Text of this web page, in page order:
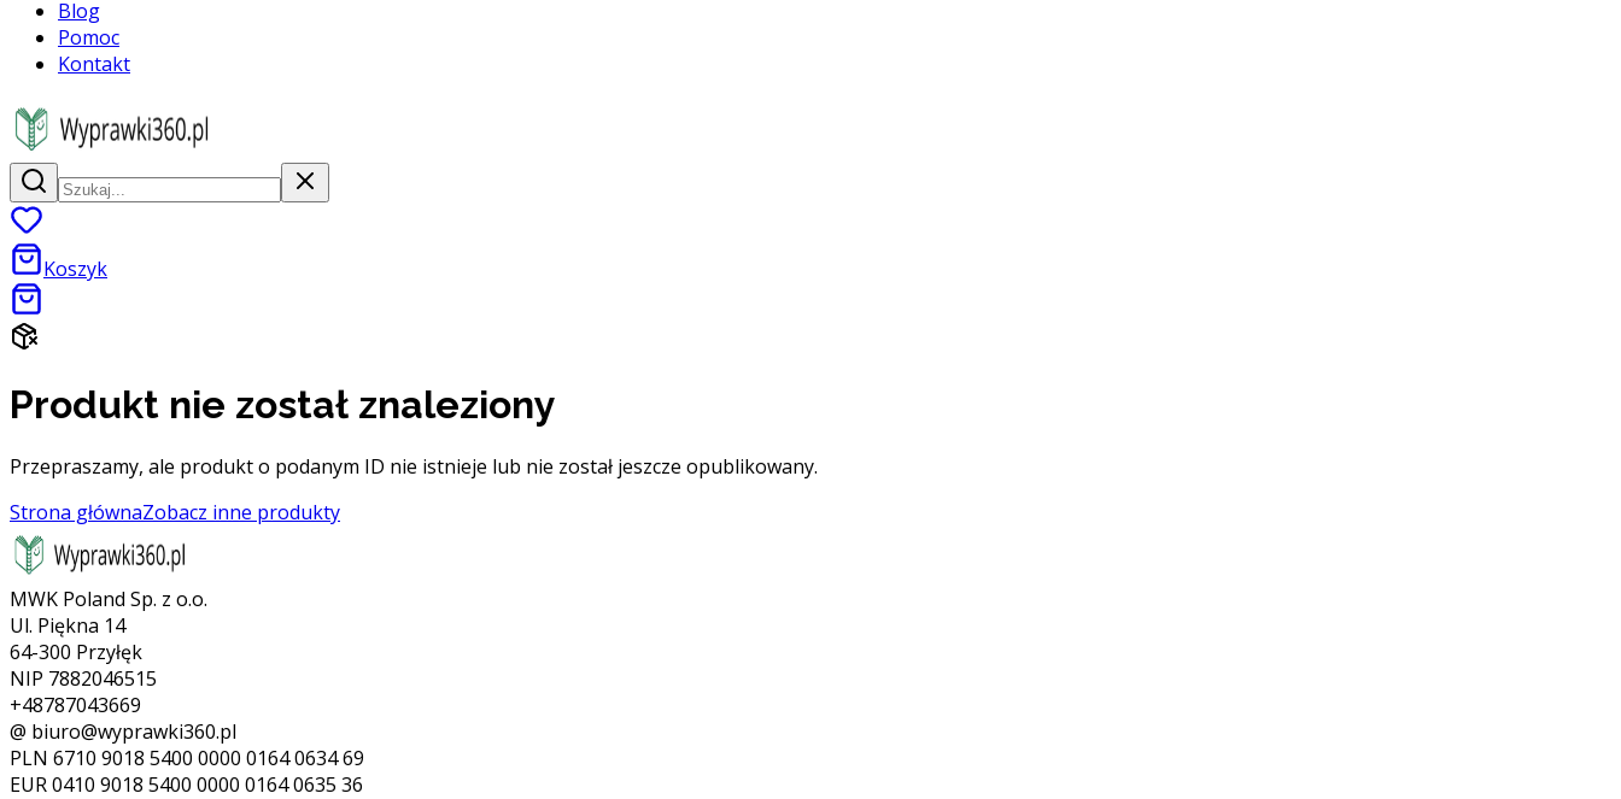
Blog
Pomoc
Kontakt
Koszyk
Produkt nie został znaleziony
Przepraszamy, ale produkt o podanym ID nie istnieje lub nie został jeszcze opublikowany.
Strona głównaZobacz inne produkty
MWK Poland Sp. z o.o.
Ul. Piękna 14
64-300 Przyłęk
NIP 7882046515
+48787043669
@ biuro@wyprawki360.pl
PLN 6710 9018 5400 0000 0164 0634 69
EUR0410 9018 5400 0000 0164 0635 36